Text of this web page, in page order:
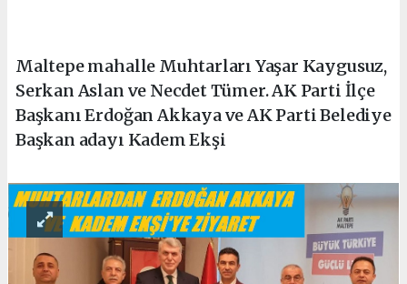
Maltepe mahalle Muhtarları Yaşar Kaygusuz,
Serkan Aslan ve Necdet Tümer. AK Parti İlçe
Başkanı Erdoğan Akkaya ve AK Parti Belediye
Başkan adayı Kadem Ekşi